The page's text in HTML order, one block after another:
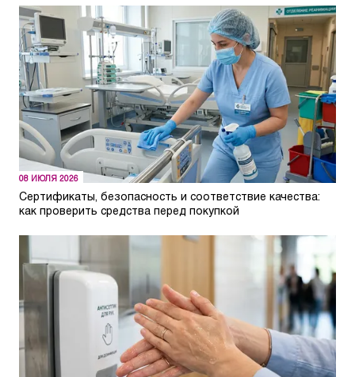
08 ИЮЛЯ 2026
Сертификаты, безопасность и соответствие качества:
как проверить средства перед покупкой